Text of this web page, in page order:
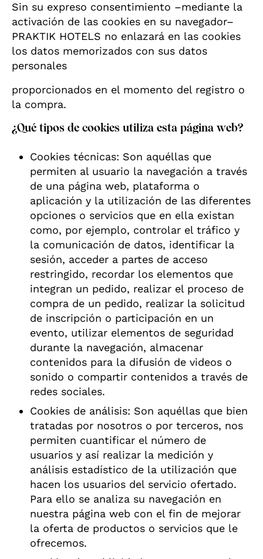
Sin su expreso consentimiento –mediante la
activación de las cookies en su navegador–
PRAKTIK HOTELS no enlazará en las cookies
los datos memorizados con sus datos
personales
proporcionados en el momento del registro o
la compra.
¿Qué tipos de cookies utiliza esta página web?
Cookies técnicas: Son aquéllas que
permiten al usuario la navegación a través
de una página web, plataforma o
aplicación y la utilización de las diferentes
opciones o servicios que en ella existan
como, por ejemplo, controlar el tráfico y
la comunicación de datos, identificar la
sesión, acceder a partes de acceso
restringido, recordar los elementos que
integran un pedido, realizar el proceso de
compra de un pedido, realizar la solicitud
de inscripción o participación en un
evento, utilizar elementos de seguridad
durante la navegación, almacenar
contenidos para la difusión de videos o
sonido o compartir contenidos a través de
redes sociales.
Cookies de análisis: Son aquéllas que bien
tratadas por nosotros o por terceros, nos
permiten cuantificar el número de
usuarios y así realizar la medición y
análisis estadístico de la utilización que
hacen los usuarios del servicio ofertado.
Para ello se analiza su navegación en
nuestra página web con el fin de mejorar
la oferta de productos o servicios que le
ofrecemos.